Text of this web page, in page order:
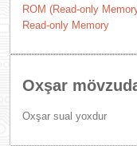
ROM (Read-only
Read-only Memory
Oxşar
Oxşar sual yoxdur